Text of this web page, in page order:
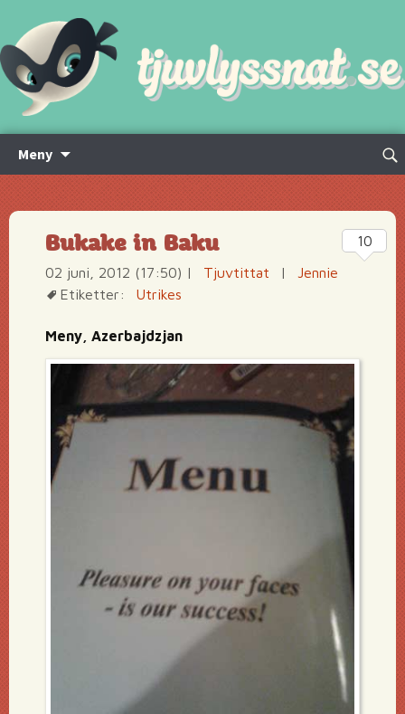
Meny
innehåll
Sök
Bukake in Baku
02 juni, 2012 (17:50) | Tjuvtittat |
Jennie
Etiketter:
Utrikes
Meny, Azerbajdzjan
10